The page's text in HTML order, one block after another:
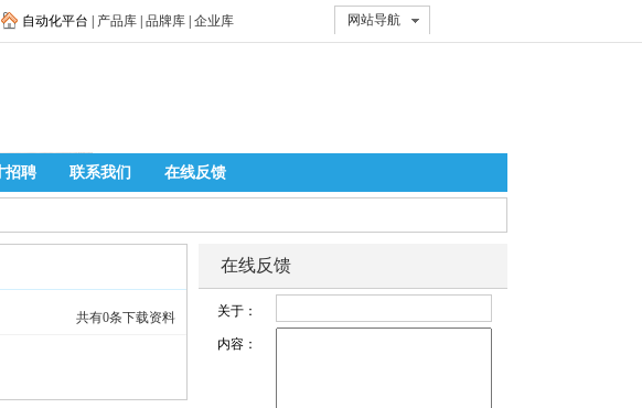
自动化平台 | 产品库 品牌库 企业库 网站导航
招聘 联系我们 在线反馈
共有0条下载资料
在线反馈
关于：
内容：